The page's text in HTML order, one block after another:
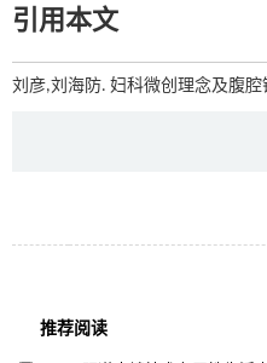
引用本文
刘彦,刘海防. 妇科微创理念及腹